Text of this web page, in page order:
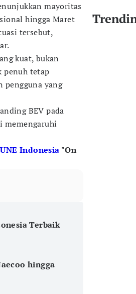
mayoritas
hingga Maret
tersebut,
kuat, bukan
penuh tetap
pengguna yang
BEV pada
memengaruhi
Indonesia "On
Terbaik
hingga